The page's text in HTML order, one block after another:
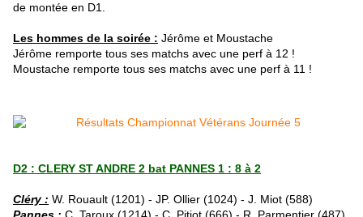
de montée en D1.
Les hommes de la soirée : Jérôme et Moustache
Jérôme remporte tous ses matchs avec une perf à 12 !
Moustache remporte tous ses matchs avec une perf à 11 !
D2 : CLERY ST ANDRE 2 bat PANNES 1 : 8 à 2
Cléry : W. Rouault (1201) - JP. Ollier (1024) - J. Miot (588)